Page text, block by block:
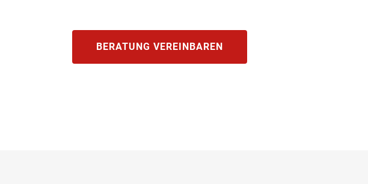
BERATUNG VEREINBAREN